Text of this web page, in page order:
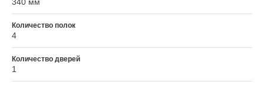
Количество полок
4
Количество дверей
1